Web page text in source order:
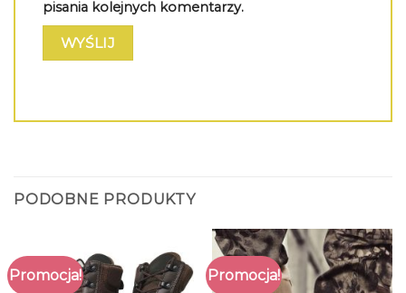
pisania kolejnych komentarzy.
PODOBNE PRODUKTY
Promocja! Promocja!